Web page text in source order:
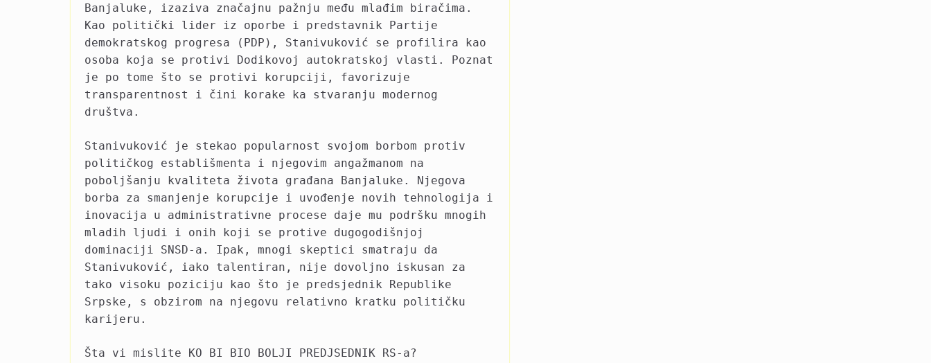
Banjaluke, izaziva značajnu pažnju među mlađim biračima.
Kao politički lider iz oporbe i predstavnik Partije
demokratskog progresa (PDP), Stanivuković se profilira kao
osoba koja se protivi Dodikovoj autokratskoj vlasti. Poznat
je po tome što se protivi korupciji, favorizuje
transparentnost i čini korake ka stvaranju modernog
društva.
Stanivuković je stekao popularnost svojom borbom protiv
političkog establišmenta i njegovim angažmanom na
poboljšanju kvaliteta života građana Banjaluke. Njegova
borba za smanjenje korupcije i uvođenje novih tehnologija i
inovacija u administrativne procese daje mu podršku mnogih
mladih ljudi i onih koji se protive dugogodišnjoj
dominaciji SNSD-a. Ipak, mnogi skeptici smatraju da
Stanivuković, iako talentiran, nije dovoljno iskusan za
tako visoku poziciju kao što je predsjednik Republike
Srpske, s obzirom na njegovu relativno kratku političku
karijeru.
Šta vi mislite KO BI BIO BOLJI PREDJSEDNIK RS-a?